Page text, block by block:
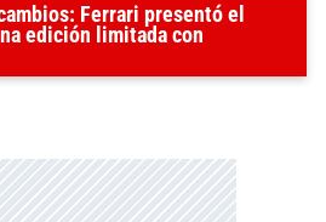
Ferrari presentó el
edición limitada con